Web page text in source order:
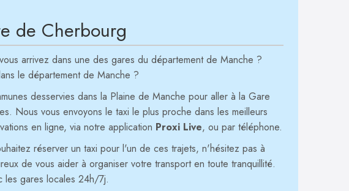
de Cherbourg
arrivez dans une des gares du département de Manche ?
le département de Manche ?
desservies dans la Plaine de Manche pour aller à la Gare
Nous vous envoyons le taxi le plus proche dans les meilleurs
en ligne, via notre application Proxi Live, ou par téléphone.
réserver un taxi pour l'un de ces trajets, n'hésitez pas à
de vous aider à organiser votre transport en toute tranquillité.
les gares locales 24h/7j.